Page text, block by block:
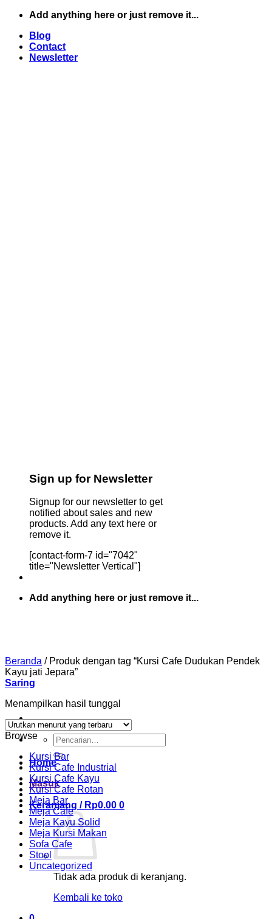
Skip
content
Add anything here or just remove it...
Blog
Contact
Newsletter
Sign up for Newsletter
Signup for our newsletter to get
notified about sales and new
products. Add any text here or
remove it.
[contact-form-7 id="7042"
title="Newsletter Vertical"]
Add anything here or just remove it...
Pencarian
untuk:
Home
Masuk
Keranjang / Rp0.00 0
Tidak ada produk di keranjang.
Kembali ke toko
Beranda /Produk dengan tag “Kursi Cafe Dudukan Pendek
Kayu jati Jepara”
Saring
Menampilkan hasil tunggal
Browse
Kursi Bar
Kursi Cafe Industrial
Kursi Cafe Kayu
Kursi Cafe Rotan
Meja Bar
Meja Cafe
Meja Kayu Solid
Meja Kursi Makan
Sofa Cafe
Stool
Uncategorized